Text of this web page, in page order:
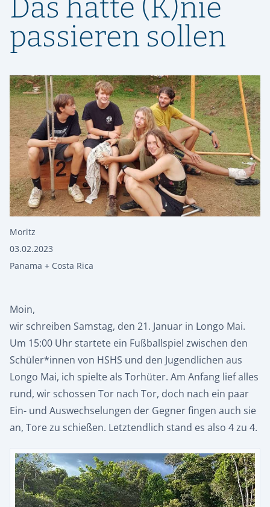
Das hätte (K)nie
passieren sollen
Moritz
03.02.2023
Panama + Costa Rica
Moin,
wir schreiben Samstag, den 21. Januar in Longo Mai.
Um 15:00 Uhr startete ein Fußballspiel zwischen den
Schüler*innen von HSHS und den Jugendlichen aus
Longo Mai, ich spielte als Torhüter. Am Anfang lief alles
rund, wir schossen Tor nach Tor, doch nach ein paar
Ein- und Auswechselungen der Gegner fingen auch sie
an, Tore zu schießen. Letztendlich stand es also 4 zu 4.